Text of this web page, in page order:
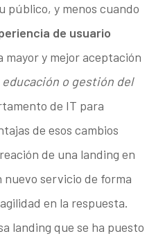
público, y menos cuando
de usuario
mayor y mejor aceptación
educación o gestión del
de IT para
de esos cambios
de una landing en
nuevo servicio de forma
en la respuesta.
landing que se ha puesto